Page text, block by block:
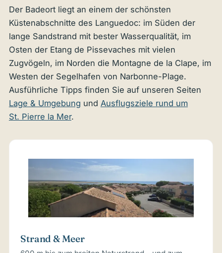
Der Badeort liegt an einem der schönsten
Küstenabschnitte des Languedoc: im Süden der
lange Sandstrand mit bester Wasserqualität, im
Osten der Etang de Pissevaches mit vielen
Zugvögeln, im Norden die Montagne de la Clape, im
Westen der Segelhafen von Narbonne-Plage.
Ausführliche Tipps finden Sie auf unseren Seiten
Lage & Umgebung und Ausflugsziele rund um
St. Pierre la Mer.
Strand & Meer